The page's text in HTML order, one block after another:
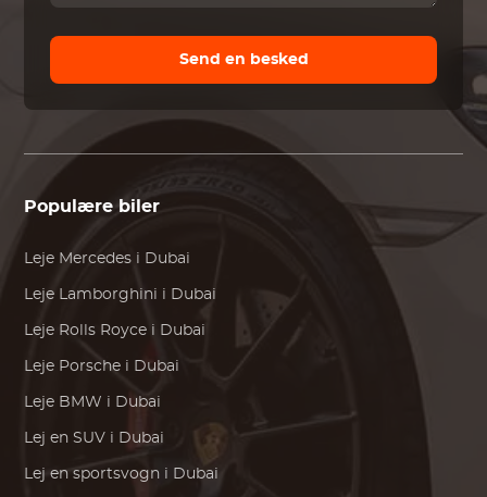
Send en besked
Populære biler
Leje Mercedes i Dubai
Leje Lamborghini i Dubai
Leje Rolls Royce i Dubai
Leje Porsche i Dubai
Leje BMW i Dubai
Lej en SUV i Dubai
Lej en sportsvogn i Dubai